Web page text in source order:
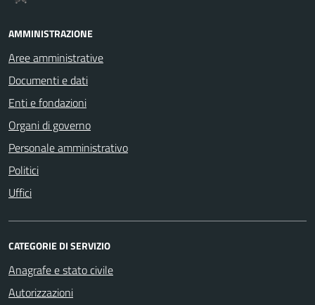
AMMINISTRAZIONE
Aree amministrative
Documenti e dati
Enti e fondazioni
Organi di governo
Personale amministrativo
Politici
Uffici
CATEGORIE DI SERVIZIO
Anagrafe e stato civile
Autorizzazioni